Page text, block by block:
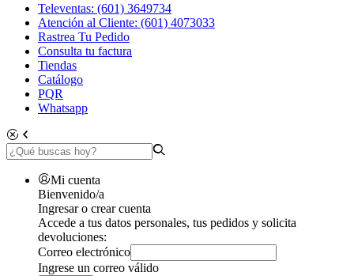
Televentas: (601) 3649734
Atención al Cliente: (601) 4073033
Rastrea Tu Pedido
Consulta tu factura
Tiendas
Catálogo
PQR
Whatsapp
Mi cuenta
Bienvenido/a
Ingresar o crear cuenta
Accede a tus datos personales, tus pedidos y solicita
devoluciones:
Correo electrónico
Ingrese un correo válido